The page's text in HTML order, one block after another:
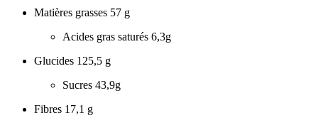
Matières grasses 57 g
Acides gras saturés 6,3g
Glucides 125,5 g
Sucres 43,9g
Fibres 17,1 g